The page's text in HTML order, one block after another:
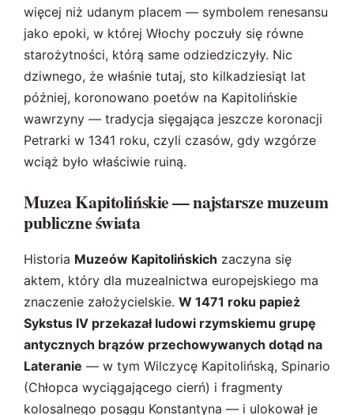
więcej niż udanym placem — symbolem renesansu
jako epoki, w której Włochy poczuły się równe
starożytności, którą same odziedziczyły. Nic
dziwnego, że właśnie tutaj, sto kilkadziesiąt lat
później, koronowano poetów na Kapitolińskie
wawrzyny — tradycja sięgająca jeszcze koronacji
Petrarki w 1341 roku, czyli czasów, gdy wzgórze
wciąż było właściwie ruiną.
Muzea Kapitolińskie — najstarsze muzeum
publiczne świata
Historia Muzeów Kapitolińskich zaczyna się
aktem, który dla muzealnictwa europejskiego ma
znaczenie założycielskie. W 1471 roku papież
Sykstus IV przekazał ludowi rzymskiemu grupę
antycznych brązów przechowywanych dotąd na
Lateranie — w tym Wilczycę Kapitolińską, Spinario
(Chłopca wyciągającego cierń) i fragmenty
kolosalnego posągu Konstantyna — i ulokował je